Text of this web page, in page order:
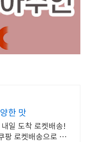
한 맛
일 도착 로켓배송!
팡 로켓배송으로 빠